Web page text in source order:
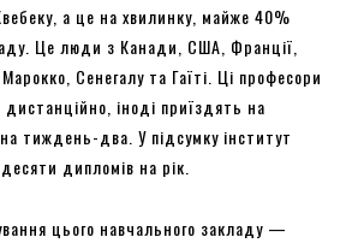
а це на хвилинку, майже 40%
Це люди з Канади, США, Франції,
Сенегалу та Гаїті. Ці професори
іноді приїздять на
тиждень-два. У підсумку інститут
дипломів на рік.
цього навчального закладу —